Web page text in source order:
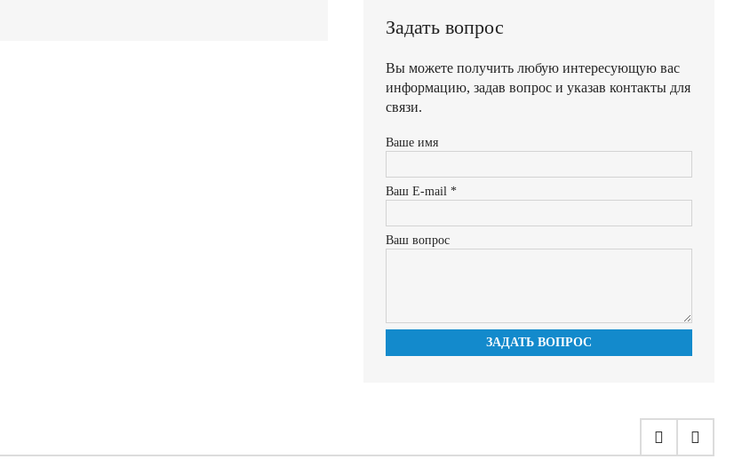
Задать вопрос
Вы можете получить любую интересующую вас
информацию, задав вопрос и указав контакты для
связи.
Ваше имя
Ваш E-mail *
Ваш вопрос
ЗАДАТЬ ВОПРОС